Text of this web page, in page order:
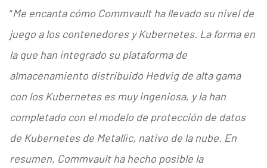
“Me encanta cómo Commvault ha llevado su nivel de
juego a los contenedores y Kubernetes. La forma en
la que han integrado su plataforma de
almacenamiento distribuido Hedvig de alta gama
con los Kubernetes es muy ingeniosa, y la han
completado con el modelo de protección de datos
de Kubernetes de Metallic, nativo de la nube. En
resumen, Commvault ha hecho posible la